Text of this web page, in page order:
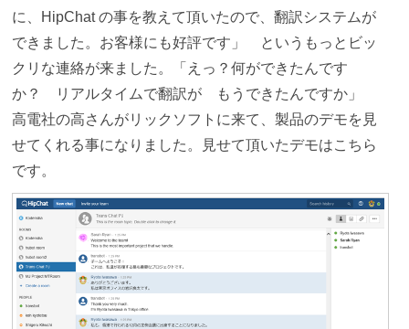
に、HipChat の事を教えて頂いたので、翻訳システムが
できました。お客様にも好評です」 というもっとビッ
クリな連絡が来ました。「えっ？何ができたんです
か？ リアルタイムで翻訳が もうできたんですか」
高電社の高さんがリックソフトに来て、製品のデモを見
せてくれる事になりました。見せて頂いたデモはこちら
です。